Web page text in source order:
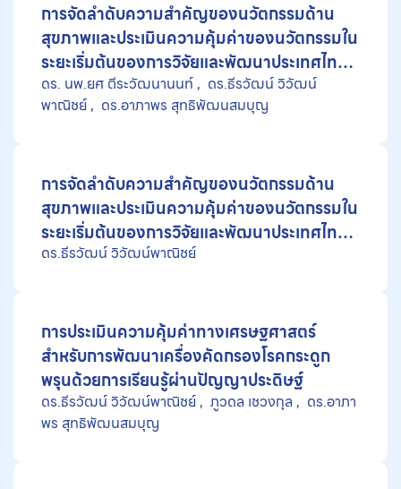
การจัดลำดับความสำคัญของนวัตกรรมด้าน
สุขภาพและประเมินความคุ้มค่าของนวัตกรรมใน
ระยะเริ่มต้นของการวิจัยและพัฒนาประเทศไทย
(ปีงบประมาณ 2569)
ดร. นพ.ยศ ตีระวัฒนานนท์
พาณิชย์
ดร.อาภาพร สุทธิพัฒนสมบุญ
การจัดลำดับความสำคัญของนวัตกรรมด้าน
สุขภาพและประเมินความคุ้มค่าของนวัตกรรมใน
ระยะเริ่มต้นของการวิจัยและพัฒนาประเทศไทย
(ปีงบประมาณ 2569)
ดร.ธีรวัฒน์ วิวัฒน์พาณิชย์
การประเมินความคุ้มค่าทางเศรษฐศาสตร์
สำหรับการพัฒนาเครื่องคัดกรองโรคกระดูก
พรุนด้วยการเรียนรู้ผ่านปัญญาประดิษฐ์
ดร.ธีรวัฒน์ วิวัฒน์พาณิชย์ ภูวดล เชวงกุล
พร สุทธิพัฒนสมบุญ